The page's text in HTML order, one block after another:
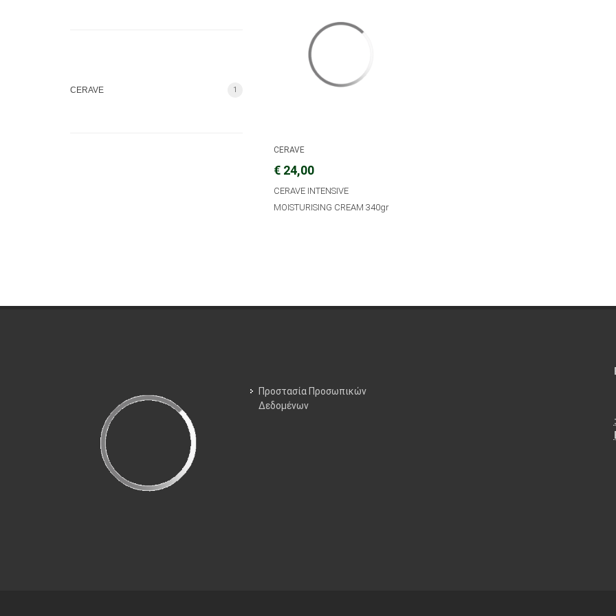
CERAVE 1
CERAVE
€ 24,00
CERAVE INTENSIVE
MOISTURISING CREAM 340gr
Προστασία Προσωπικών
Δεδομένων
: